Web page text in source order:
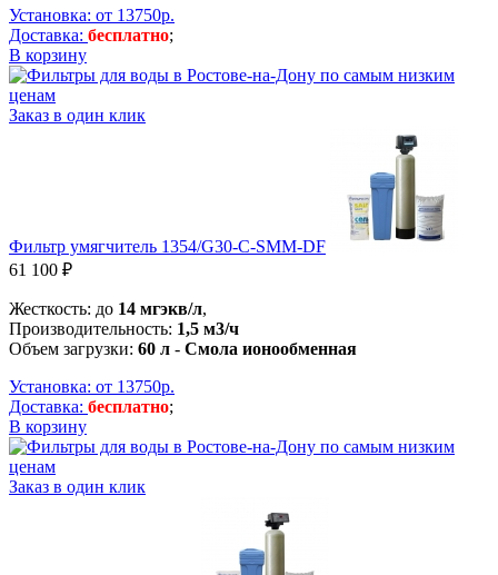
Установка: от 13750р.
Доставка: бесплатно;
В корзину
Заказ в один клик
Фильтр умягчитель 1354/G30-С-SMM-DF
61 100 ₽
Жесткость: до 14 мгэкв/л,
Производительность: 1,5 м3/ч
Объем загрузки: 60 л - Смола ионообменная
Установка: от 13750р.
Доставка: бесплатно;
В корзину
Заказ в один клик